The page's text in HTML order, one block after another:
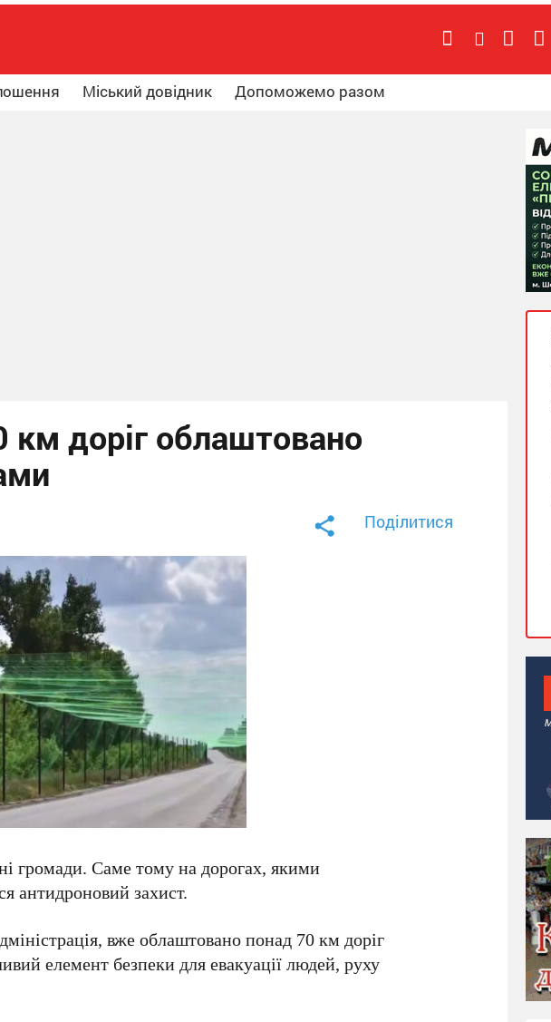
Міський довідник Допоможемо разом
доріг облаштовано
Поділитися
громади. Саме тому на дорогах, якими
антидроновий захист.
вже облаштовано понад 70 км доріг
елемент безпеки для евакуації людей, руху